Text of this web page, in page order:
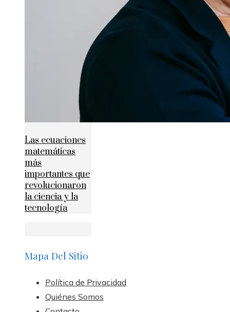
Las ecuaciones
matemáticas
más
importantes que
revolucionaron
la ciencia y la
tecnología
Mapa Del Sitio
Política de Privacidad
Quiénes Somos